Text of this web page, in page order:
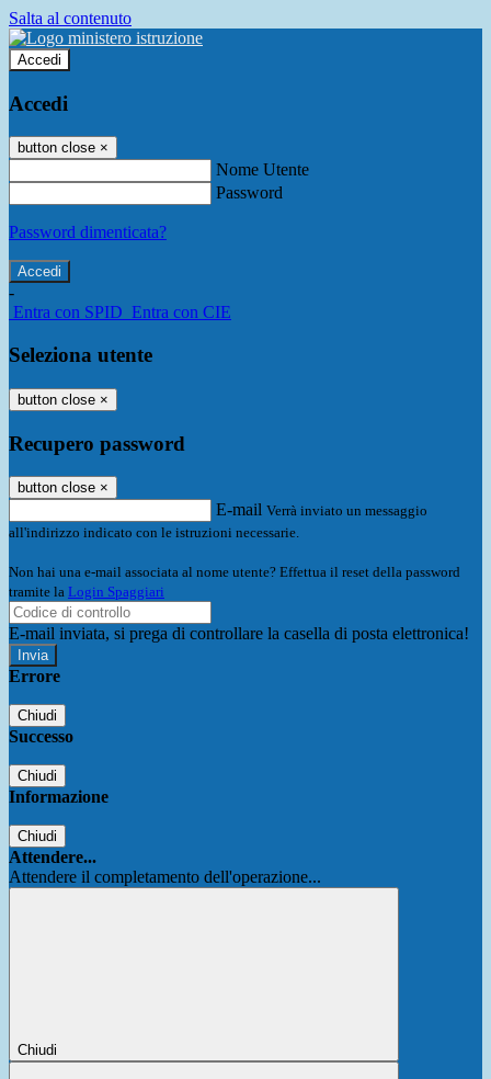
Salta al contenuto
Accedi
Accedi
button close ×
Nome Utente
Password
Password dimenticata?
-
Entra con SPID Entra con CIE
Seleziona utente
button close ×
Recupero password
button close ×
E-mail Verrà inviato un messaggio
all'indirizzo indicato con le istruzioni necessarie.
Non hai una e-mail associata al nome utente? Effettua il reset della password
tramite la Login Spaggiari
E-mail inviata, si prega di controllare la casella di posta elettronica!
Errore
Chiudi
Successo
Chiudi
Informazione
Chiudi
Attendere...
Attendere il completamento dell'operazione...
Chiudi